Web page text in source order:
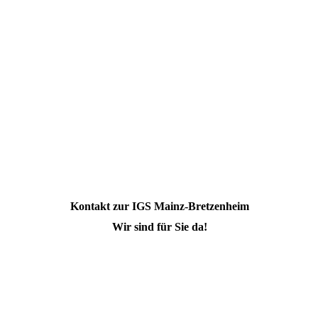
Kontakt zur IGS Mainz-Bretzenheim
Wir sind für Sie da!